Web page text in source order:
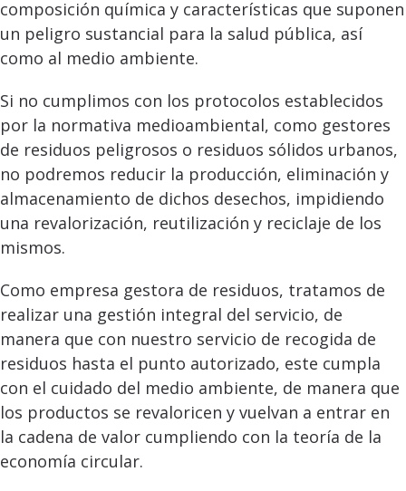
composición química y características que suponen
un peligro sustancial para la salud pública, así
como al medio ambiente.
Si no cumplimos con los protocolos establecidos
por la normativa medioambiental, como gestores
de residuos peligrosos o residuos sólidos urbanos,
no podremos reducir la producción, eliminación y
almacenamiento de dichos desechos, impidiendo
una revalorización, reutilización y reciclaje de los
mismos.
Como empresa gestora de residuos, tratamos de
realizar una gestión integral del servicio, de
manera que con nuestro servicio de recogida de
residuos hasta el punto autorizado, este cumpla
con el cuidado del medio ambiente, de manera que
los productos se revaloricen y vuelvan a entrar en
la cadena de valor cumpliendo con la teoría de la
economía circular.